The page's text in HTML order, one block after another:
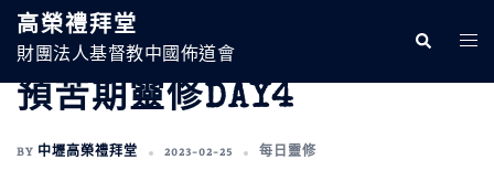
高榮禮拜堂
財團法人基督教中國佈道會
Search
預苦期靈修DAY4
BY 中壢高榮禮拜堂 2023-02-25 每日靈修